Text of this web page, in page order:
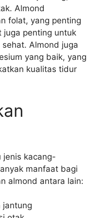
Almond
folat, yang penting
juga penting untuk
Almond juga
yang baik, yang
kualitas tidur
jenis kacang-
manfaat bagi
almond antara lain:
jantung